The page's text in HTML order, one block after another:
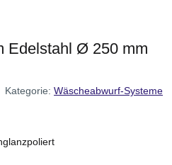
Edelstahl Ø 250 mm
Kategorie: Wäscheabwurf-Systeme